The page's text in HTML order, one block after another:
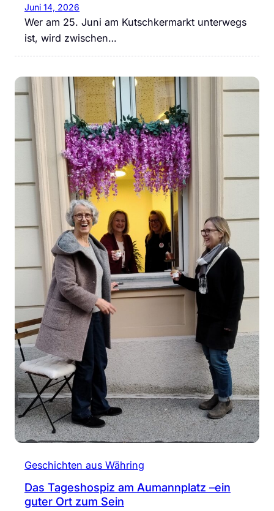
Juni 14, 2026
Wer am 25. Juni am Kutschkermarkt unterwegs
ist, wird zwischen…
Geschichten aus Währing
Das Tageshospiz am Aumannplatz –ein
guter Ort zum Sein